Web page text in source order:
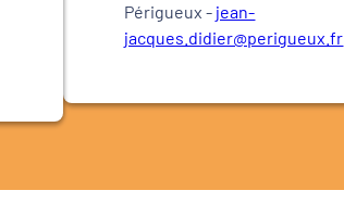
Périgueux - jean-
jacques.didier@perigueux.fr